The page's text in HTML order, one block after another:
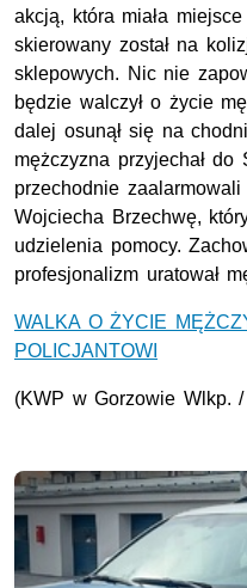
akcją, która miała
skierowany został na
sklepowych. Nic nie
będzie walczył o życie
dalej osunął się na
mężczyzna przyjechał do
przechodnie zaalarmowali
Wojciecha Brzechwę,
udzielenia pomocy.
profesjonalizm uratował
WALKA O ŻYCIE
POLICJANTOWI
(KWP w Gorzowie Wlkp.